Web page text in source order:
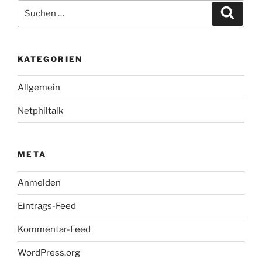
nach:
KATEGORIEN
Allgemein
Netphiltalk
META
Anmelden
Eintrags-Feed
Kommentar-Feed
WordPress.org